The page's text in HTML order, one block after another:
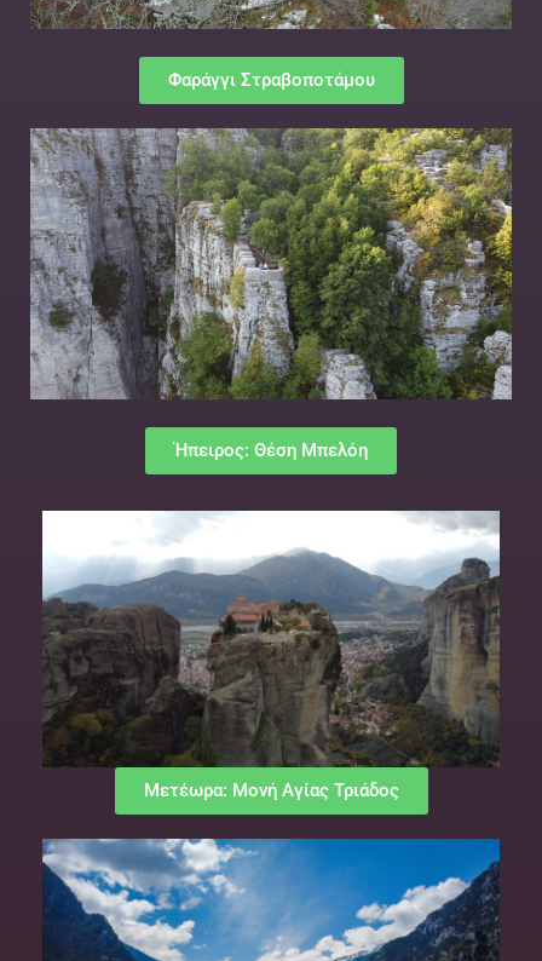
Φαράγγι Στραβοποτάμου
Ήπειρος: Θέση Μπελόη
Μετέωρα: Μονή Αγίας Τριάδος